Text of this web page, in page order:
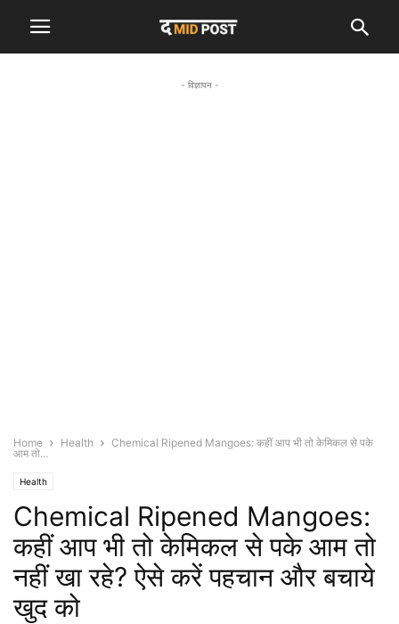
- विज्ञापन -
Home Health
Chemical Ripened Mangoes: कहीं आप भी तो केमिकल से पके
आम तो...
Health
Chemical Ripened Mangoes:
कहीं आप भी तो केमिकल से पके आम तो
नहीं खा रहे? ऐसे करें पहचान और बचाये
खुद को